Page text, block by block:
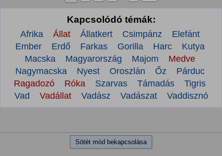
Kapcsolódó témák:
Afrika Állat Állatkert Csimpánz
Elefánt
Ember
Erdő Farkas Gorilla Harc
Kutya
Macska
Magyarország Majom
Medve
Nagymacska
Nyest Oroszlán Őz
Párduc
Ragadozó
Róka Szarvas Támadás
Tigris
Vad
Vadállat Vadász Vadászat Vaddisznó
Sötét mód bekapcsolása